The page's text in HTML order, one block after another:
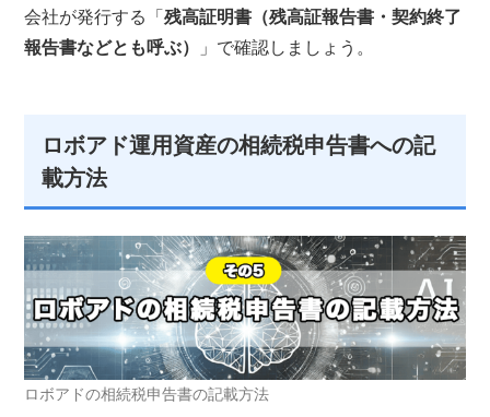
会社が発行する「残高証明書（残高証報告書・契約終了
報告書などとも呼ぶ）
」で確認しましょう。
ロボアド運用資産の相続税申告書への記
載方法
ロボアドの相続税申告書の記載方法